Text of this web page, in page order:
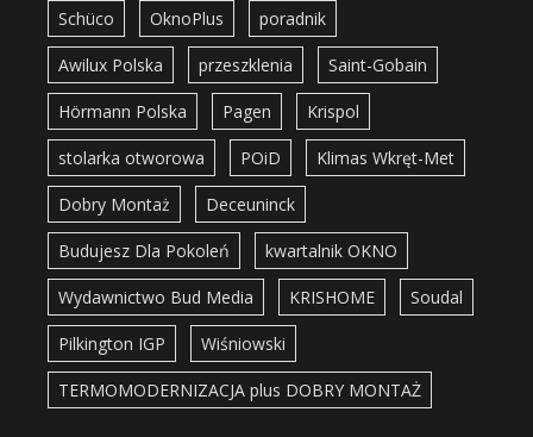
Schüco OknoPlus poradnik
Awilux Polska przeszklenia Saint-Gobain
Hörmann Polska Pagen Krispol
stolarka otworowa POiD Klimas Wkręt-Met
Dobry Montaż Deceuninck
Budujesz Dla Pokoleń kwartalnik OKNO
Wydawnictwo Bud Media KRISHOME Soudal
Pilkington IGP Wiśniowski
TERMOMODERNIZACJA plus DOBRY MONTAŻ